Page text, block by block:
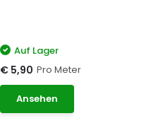
Auf Lager
€ 5,90 Pro Meter
Ansehen